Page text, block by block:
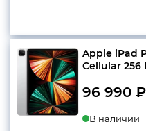
Apple iPad
Cellular 256
96 990 ₽
В наличии